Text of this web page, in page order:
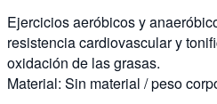
Ejercicios aeróbicos y
resistencia cardiovascular y
oxidación de las grasas.
Material: Sin material / peso